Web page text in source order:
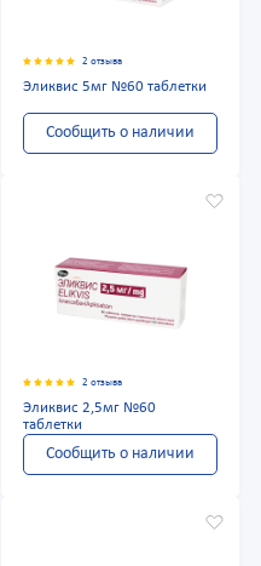
2 отзыва
Эликвис 5мг №60 таблетки
Сообщить о наличии
2 отзыва
Эликвис 2,5мг №60
таблетки
Сообщить о наличии